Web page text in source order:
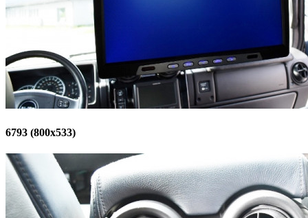
6793 (800x533)